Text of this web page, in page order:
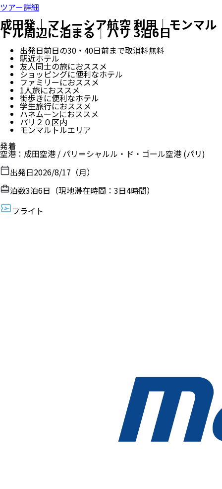
ツアー詳細
成田発｜マレーシア航空 利用｜モンマル
トル周辺に泊まる｜パリ 3泊6日
出発日前日の30・40日前まで取消料無料
駅近ホテル
友人同士の旅におススメ
ショッピングに便利なホテル
ファミリーにおススメ
1人旅におススメ
街歩きに便利なホテル
学生旅行におススメ
ハネムーンにおススメ
パリ２０区内
モンマルトルエリア
発着
空港 ： 成田空港 / パリ＝シャルル・ド・ゴール空港 (パリ)
出発日2026/8/17（月）
泊数3泊6日（現地滞在時間： 3日4時間）
フライト